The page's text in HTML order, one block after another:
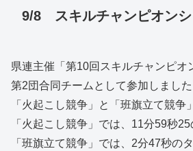
9/8 スキルチャンピオン
県連主催「第10回スキルチャンピオ
第2団合同チームとして参加しました
「火起こし競争」と「班旗立て競争
「火起こし競争」では、11分59秒25
「班旗立て競争」では、2分47秒の